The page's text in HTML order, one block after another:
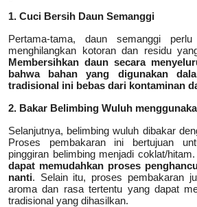
1. Cuci Bersih Daun Semanggi
Pertama-tama, daun semanggi
menghilangkan kotoran dan residu
Membersihkan daun secara
bahwa bahan yang digunakan
tradisional ini bebas dari kontaminan
2. Bakar Belimbing Wuluh
Selanjutnya, belimbing wuluh dibakar
Proses pembakaran ini bertujuan
pinggiran belimbing menjadi coklat/hitam.
dapat memudahkan proses
nanti. Selain itu, proses pembakaran
aroma dan rasa tertentu yang dapat
tradisional yang dihasilkan.